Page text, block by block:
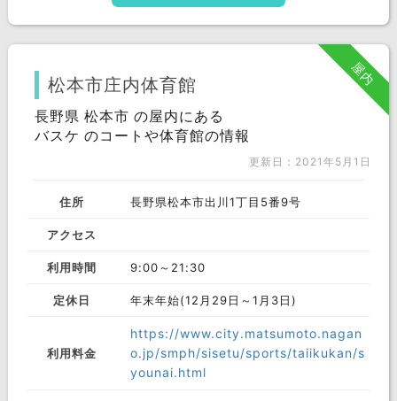
屋内
松本市庄内体育館
長野県 松本市 の屋内にある
バスケ のコートや体育館の情報
更新日：2021年5月1日
住所 長野県松本市出川1丁目5番9号
アクセス
利用時間 9:00～21:30
定休日 年末年始(12月29日～1月3日)
利用料金
https://www.city.matsumoto.nagan
o.jp/smph/sisetu/sports/taiikukan/s
younai.html